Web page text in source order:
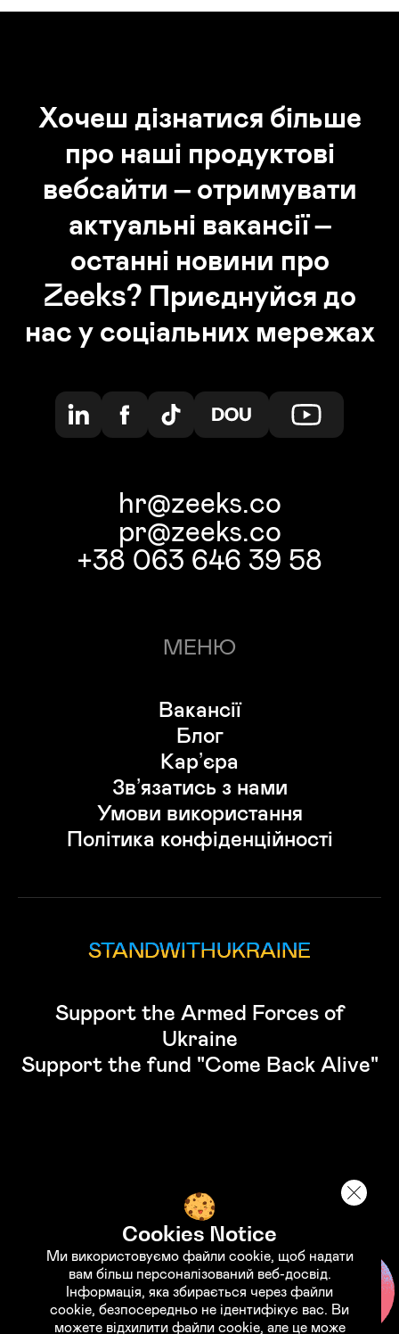
Хочеш дізнатися більше
про наші продуктові
вебсайти – отримувати
актуальні вакансії –
останні новини про
Zeeks? Приєднуйся до
нас у соціальних мережах
hr@zeeks.co
pr@zeeks.co
+38 063 646 39 58
МЕНЮ
Вакансії
Блог
Кар’єра
Зв’язатись з нами
Умови використання
Політика конфіденційності
STANDWITHUKRAINE
Support the Armed Forces of
Ukraine
Support the fund "Come Back Alive"
© Copyright 2026 Zeeks
Cookies Notice
Ми використовуємо файли cookie, щоб надати
вам більш персоналізований веб-досвід.
Інформація, яка збирається через файли
cookie, безпосередньо не ідентифікує вас. Ви
можете відхилити файли cookie, але це може